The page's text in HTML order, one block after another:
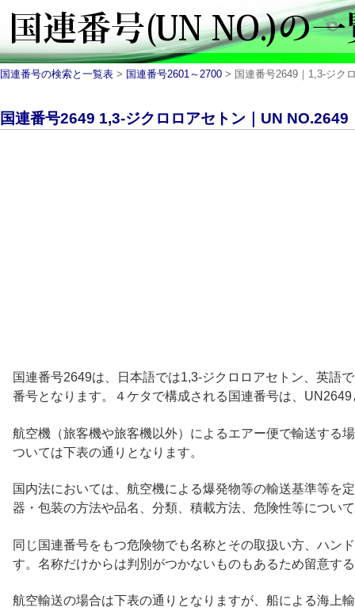
国連番号の検索と一覧表 > 国連番号2601～2700 > 国連番号2649｜1,3-ジク
国連番号2649 1,3-ジクロロアセトン｜UN NO.2649
国連番号2649は、日本語では1,3-ジクロロアセトン、英語
番号となります。４ケタで構成される国連番号は、
航空機（旅客機や旅客機以外）によるエアー便で輸送する
ついては下表の通りとなります。
国内法においては、航空機による爆発物等の輸送基準等を
器・包装の方法や品名、分類、積載方法、危険性等につい
同じ国連番号をもつ危険物でも名称とその取扱い方、ハン
す。名称だけからは判別がつかないものもあるため留意す
航空輸送の場合は下表の通りとなりますが、船による海上